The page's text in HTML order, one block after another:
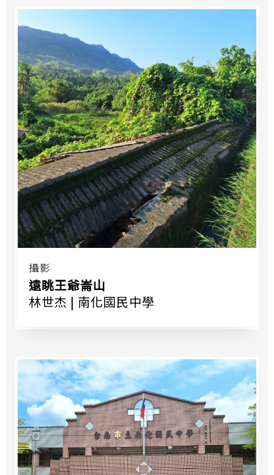
攝影
遠眺王爺崙山
林世杰 | 南化國民中學